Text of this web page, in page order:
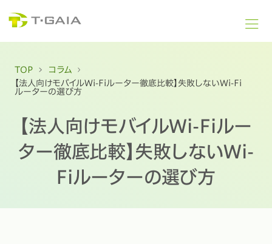
TOP
コラム
【法人向けモバイルWi-Fiルーター徹底比較】失敗しないWi-Fi
ルーターの選び方
【法人向けモバイルWi-Fiルー
ター徹底比較】失敗しないWi-
Fiルーターの選び方